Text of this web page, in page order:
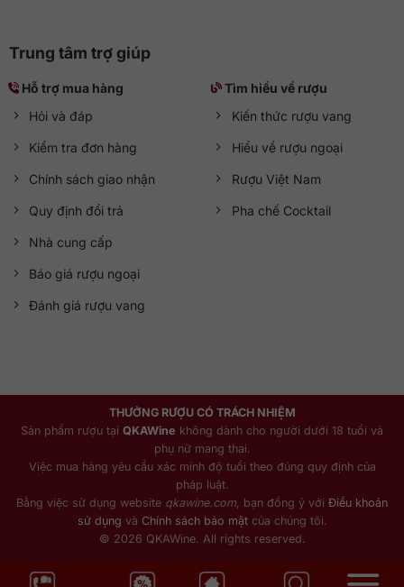
Trung tâm trợ giúp
Hỗ trợ mua hàng
Hỏi và đáp
Kiểm tra đơn hàng
Chính sách giao nhận
Quy định đổi trả
Nhà cung cấp
Báo giá rượu ngoại
Đánh giá rượu vang
Tìm hiểu về rượu
Kiến thức rượu vang
Hiểu về rượu ngoại
Rượu Việt Nam
Pha chế Cocktail
THƯỞNG RƯỢU CÓ TRÁCH NHIỆM
Sản phẩm rượu tại QKAWine không dành cho người dưới 18 tuổi và
phụ nữ mang thai.
Việc mua hàng yêu cầu xác minh độ tuổi theo đúng quy định của
pháp luật.
Bằng việc sử dụng website qkawine.com , bạn đồng ý với Điều khoản
sử dụng và Chính sách bảo mậtcủa chúng tôi.
© 2026 QKAWine. All rights reserved.